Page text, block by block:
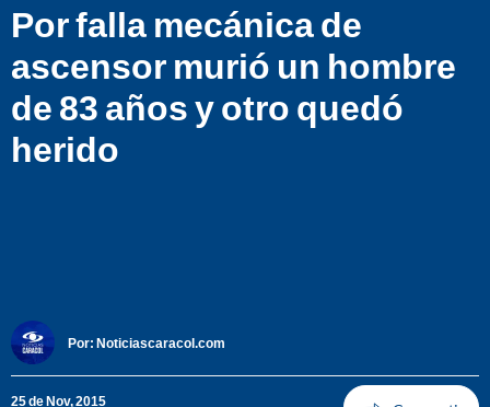
Por falla mecánica de
ascensor murió un hombre
de 83 años y otro quedó
herido
Por: Noticiascaracol.com
25 de Nov, 2015